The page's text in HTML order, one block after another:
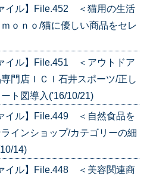
イル】File.452 ＜猫用の生活
ｏｎｏ/猫に優しい商品をセレ
イル】File.451 ＜アウトドア
門店ＩＣＩ石井スポーツ/正し
ト図導入('16/10/21)
イル】File.449 ＜自然食品を
インショップ/カテゴリーの細
14)
イル】File.448 ＜美容関連商